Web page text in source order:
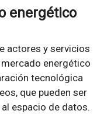
energético
actores y servicios
energético
tecnológica
que pueden ser
espacio de datos.